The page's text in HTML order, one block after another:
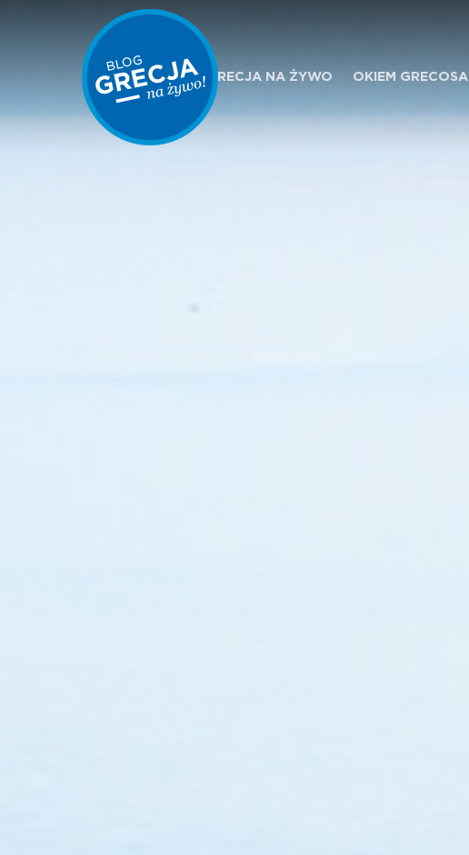
GRECJA NA ŻYWO OKIEM GRECOSA